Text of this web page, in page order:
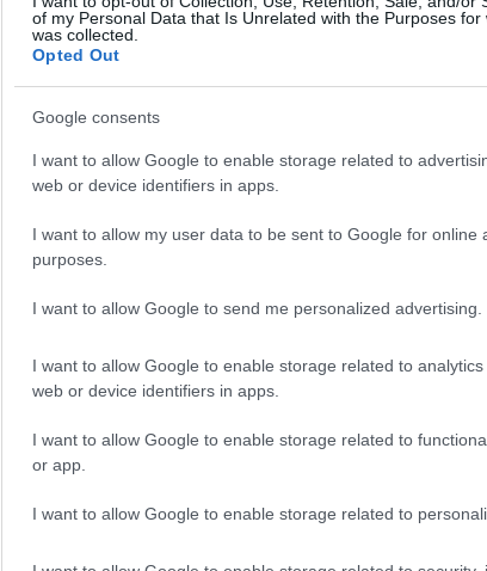
of my Personal Data that Is Unrelated with the Purposes for
was collected.
Opted Out
Google consents
I want to allow Google to enable storage related to
web or device identifiers in apps.
I want to allow my user data to be sent to Google for online
purposes.
I want to allow Google to send me personalized advertising.
I want to allow Google to enable storage related to
web or device identifiers in apps.
I want to allow Google to enable storage related to
or app.
I want to allow Google to enable storage related to